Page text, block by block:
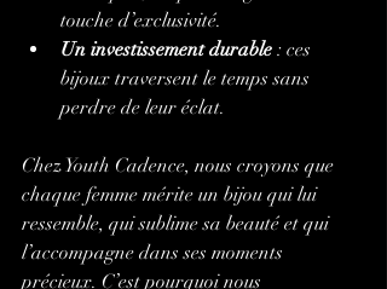
touche d’exclusivité.
Un investissement durable : ces
bijoux traversent le temps sans
perdre de leur éclat.
Chez Youth Cadence, nous croyons que
chaque femme mérite un bijou qui lui
ressemble, qui sublime sa beauté et qui
l’accompagne dans ses moments
précieux. C’est pourquoi nous